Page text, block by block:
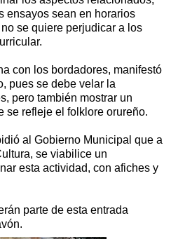
ensayos sean en horarios
se quiere perjudicar a los
con los bordadores, manifestó
pues se debe velar la
pero también mostrar un
se refleje el folklore orureño.
al Gobierno Municipal que a
se viabilice un
esta actividad, con afiches y
parte de esta entrada